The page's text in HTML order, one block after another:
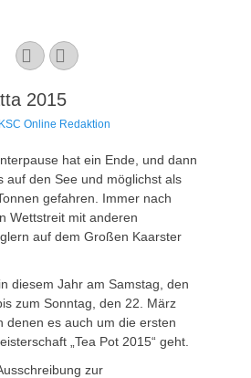
YouTubeInstagram
2015
KSC Online Redaktion
hat ein Ende, und dann
auf den See und möglichst als
gefahren. Immer nach
Wettstreit mit anderen
auf dem Großen Kaarster
diesem Jahr am Samstag, den
zum Sonntag, den 22. März
denen es auch um die ersten
„Tea Pot 2015“ geht.
zur